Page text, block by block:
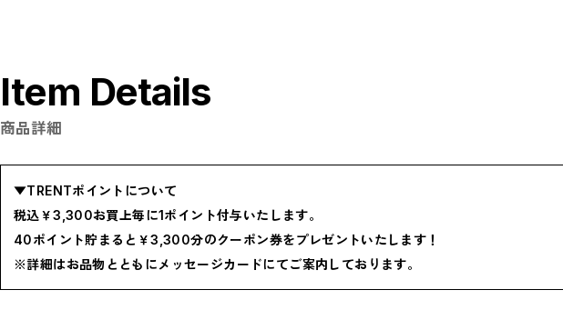
SOX,TIGHTS / ソックス,タイツ
HAT,CAP/ハット,キャップ
ACCESORY / ピアス,リング,ネックレス
OUTER / コート,ブルゾン,ジャケット
TOPS / トップス
BOTTOMS / ボトムス
SHOES / スニーカー,ブーツ,サンダル
HAT,CAP / ハット,キャップ
ACCESSORY / リング,ブレスレット
GOODS / ウォレット,バッグ,ベルト,ソックス
Item Details
商品詳細
▼TRENTポイントについて
税込￥3,300お買上毎に1ポイント付与いたします。
40ポイント貯まると￥3,300分のクーポン券をプレゼントいたします！
※詳細はお品物とともにメッセージカードにてご案内しております。